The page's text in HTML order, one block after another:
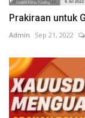
Prakiraan untuk
Admin Sep 21, 2022